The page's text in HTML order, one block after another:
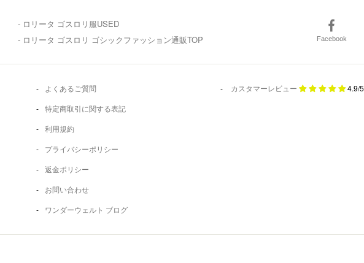
- ロリータ ゴスロリ服USED
- ロリータ ゴスロリ ゴシックファッション通販TOP
Facebook
よくあるご質問
特定商取引に関する表記
利用規約
プライバシーポリシー
返金ポリシー
お問い合わせ
ワンダーウェルト ブログ
カスタマーレビュー 4.9/5